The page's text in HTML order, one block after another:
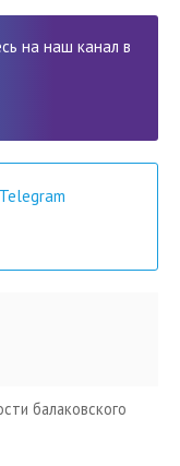
на наш канал в
Telegram
балаковского